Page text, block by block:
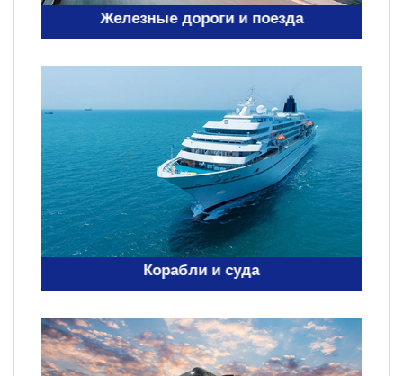
Железные дороги и поезда
Корабли и суда